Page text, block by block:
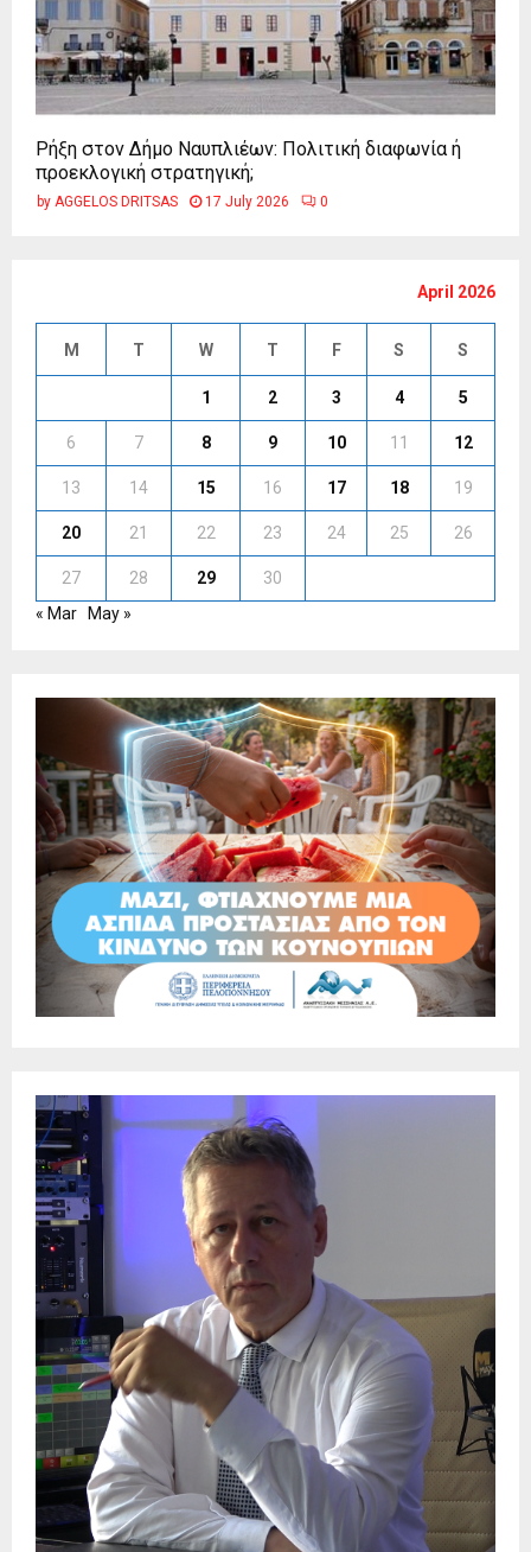
Ρήξη στον Δήμο Ναυπλιέων: Πολιτική διαφωνία ή
προεκλογική στρατηγική;
by AGGELOS DRITSAS 17 July 2026 0
April 2026
M T W T F S S
1 2 3 4 5
6 7 8 9 10 11 12
13 14 15 16 17 18 19
20 21 22 23 24 25 26
27 28 29
30
« Mar
May »